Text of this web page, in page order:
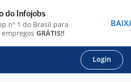
Login
do Infojobs
nº 1 do Brasil para
GRÁTIS!!